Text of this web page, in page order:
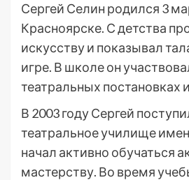
Сергей Селин родился 3
Красноярске. С детства
искусству и показывал
игре. В школе он
театральных постановках
В 2003 году Сергей
театральное училище
начал активно обучаться
мастерству. Во время